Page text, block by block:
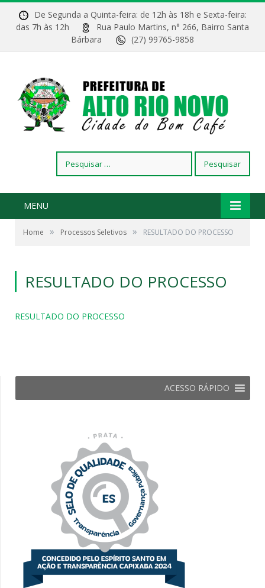
De Segunda a Quinta-feira: de 12h às 18h e Sexta-feira:
das 7h às 12h
Rua Paulo Martins, n° 266, Bairro Santa
Bárbara
(27) 99765-9858
por:
MENU
Home » Processos Seletivos » RESULTADO DO PROCESSO
RESULTADO DO PROCESSO
RESULTADO DO PROCESSO
ACESSO RÁPIDO